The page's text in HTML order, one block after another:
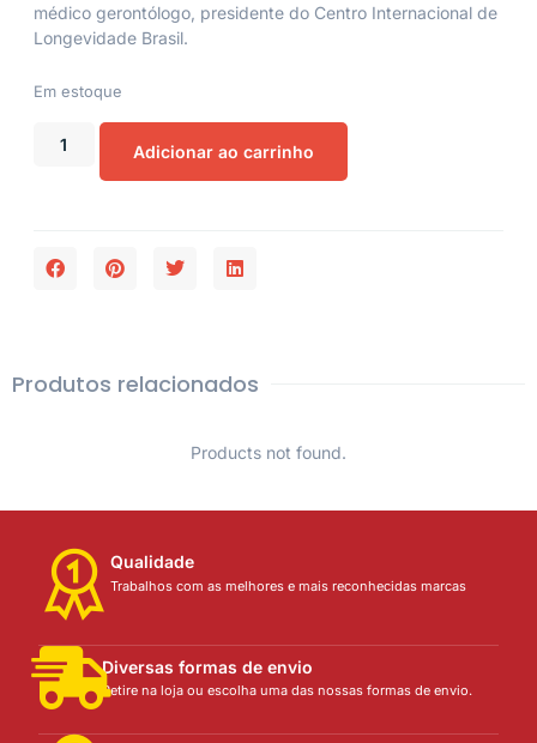
médico gerontólogo, presidente do Centro Internacional de
Longevidade Brasil.
Em estoque
Adicionar ao carrinho
Produtos relacionados
Products not found.
Qualidade
Trabalhos com as melhores e mais reconhecidas marcas
Diversas formas de envio
Retire na loja ou escolha uma das nossas formas de envio.